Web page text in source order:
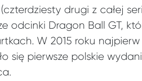
drugi z całej
odcinki Dragon Ball GT,
W 2015 roku
się pierwsze polskie